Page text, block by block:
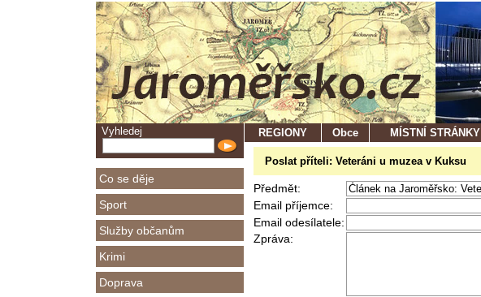
Vyhledej
Co se děje
Sport
Služby občanům
Krimi
Doprava
REGIONY
Obce MÍSTNÍ STRÁNKY
Poslat příteli: Veteráni u muzea v Kuksu
Předmět:
Email příjemce:
Email odesílatele:
Zpráva: